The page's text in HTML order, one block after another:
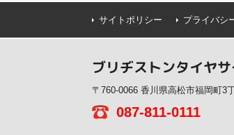
サイトポリシー プライバシ
ブリヂストンタイヤ
〒760-0066 香川県高松市福岡町3
087-811-0111